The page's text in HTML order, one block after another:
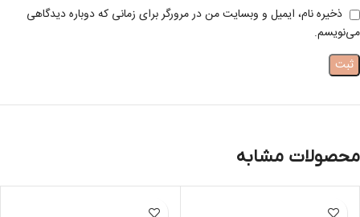
ذخیره نام، ایمیل و وبسایت من در مرورگر برای زمانی که دوباره دیدگاهی
می‌نویسم.
محصولات مشابه